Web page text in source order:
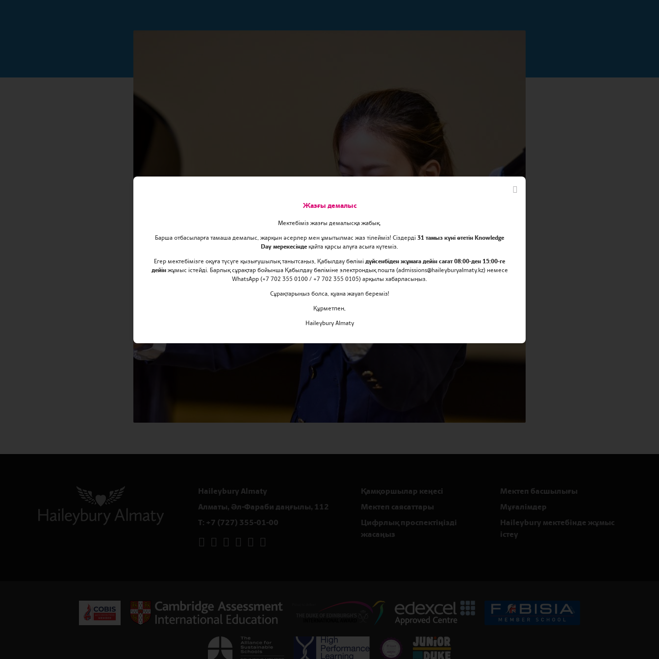
Haileybury Almaty
Алматы, Әл-Фараби даңғылы, 112
T: +7 (727) 355-01-00
Қамқоршылар кеңесі
Мектеп басшылығы
Мектеп саясаттары
Мұғалімдер
Цифрлық проспектіңізді
жасаңыз
Haileybury мектебінде жұмыс
істеу
Жазғы демалыс
Мектебіміз жазғы демалысқа жабық.
Барша отбасыларға тамаша демалыс, жарқын әсерлер мен ұмытылмас жаз тілейміз! Сіздерді 31 тамыз күні өтетін Knowledge
Day мерекесінде қайта қарсы алуға асыға күтеміз.
Егер мектебімізге оқуға түсуге қызығушылық танытсаңыз, Қабылдау бөлімі дүйсенбіден жұмаға дейін сағат 08:00-ден 15:00-ге
дейінжұмыс істейді. Барлық сұрақтар бойынша Қабылдау бөліміне электрондық пошта (admissions@haileyburyalmaty.kz) немесе
WhatsApp (+7 702 355 0100 / +7 702 355 0105) арқылы хабарласыңыз.
Сұрақтарыңыз болса, қуана жауап береміз!
Құрметпен,
Haileybury Almaty